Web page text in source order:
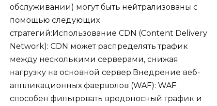
обслуживании) могут быть нейтрализованы с
помощью следующих
стратегий:Использование CDN (Content Delivery
Network): CDN может распределять трафик
между несколькими серверами, снижая
нагрузку на основной сервер.Внедрение веб-
аппликационных фаерволов (WAF): WAF
способен фильтровать вредоносный трафик и